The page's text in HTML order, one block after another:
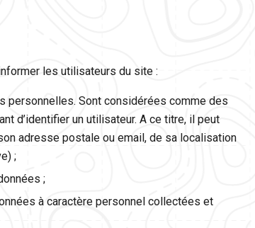
les utilisateurs du site :
personnelles. Sont considérées comme des
d’identifier un utilisateur. A ce titre, il peut
adresse postale ou email, de sa localisation
;
;
à caractère personnel collectées et